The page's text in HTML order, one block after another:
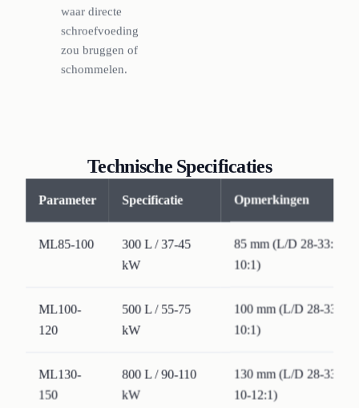
waar directe
schroefvoeding
zou bruggen of
schommelen.
Technische Specificaties
Parameter Specificatie Opmerkingen
ML85-100
300 L / 37-45
kW
85 mm (L/D 28-33:1) /
10:1)
ML100-
120
500 L / 55-75
kW
100 mm (L/D 28-33:1)
10:1)
ML130-
150
800 L / 90-110
kW
130 mm (L/D 28-33:1)
10-12:1)